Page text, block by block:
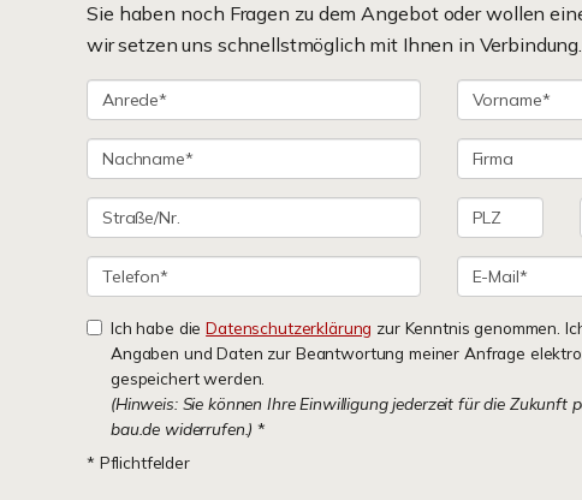
Sie haben noch Fragen zu dem Angebot oder wollen
wir setzen uns schnellstmöglich mit Ihnen in Verbindung.
Ich habe dieDatenschutzerklärung zur Kenntnis genommen.
Angaben und Daten zur Beantwortung meiner Anfrage
gespeichert werden.
(Hinweis: Sie können Ihre Einwilligung jederzeit für die Zukunft
bau.de widerrufen.) *
* Pflichtfelder